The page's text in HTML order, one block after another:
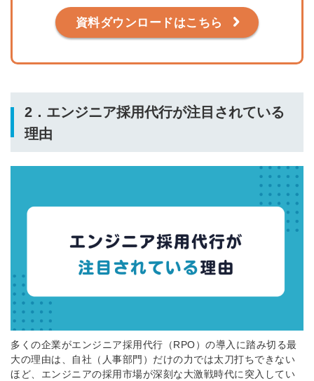
資料ダウンロードはこちら
2．エンジニア採用代行が注目されている
理由
多くの企業がエンジニア採用代行（RPO）の導入に踏み切る最
大の理由は、自社（人事部門）だけの力では太刀打ちできない
ほど、エンジニアの採用市場が深刻な大激戦時代に突入してい